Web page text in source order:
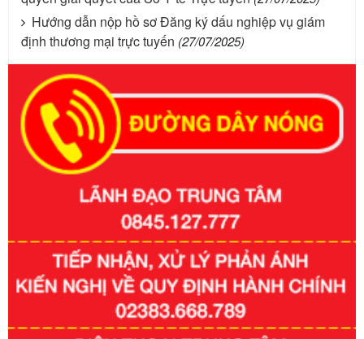
Hướng dẫn nộp hồ sơ Đăng ký dấu nghiệp vụ giám
định thương mại trực tuyến (27/07/2025)